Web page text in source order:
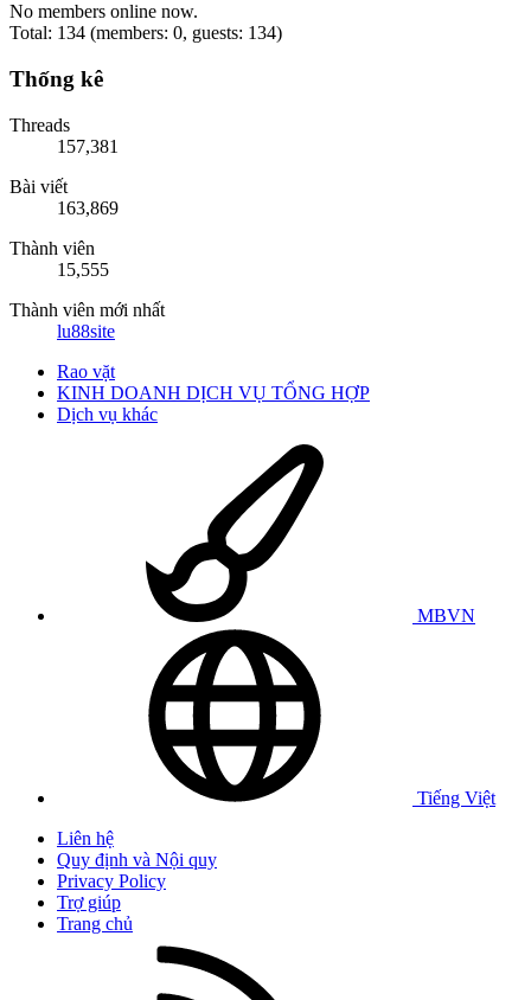
No members online now.
Total: 134 (members: 0, guests: 134)
Thống kê
Threads
157,381
Bài viết
163,869
Thành viên
15,555
Thành viên mới nhất
lu88site
Rao vặt
KINH DOANH DỊCH VỤ TỔNG HỢP
Dịch vụ khác
MBVN
Tiếng Việt
Liên hệ
Quy định và Nội quy
Privacy Policy
Trợ giúp
Trang chủ